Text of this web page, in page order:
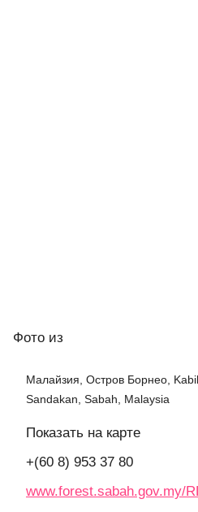
Фото из
Малайзия, Остров Борнео,
Sandakan, Sabah, Malaysia
Показать на карте
+(60 8) 953 37 80
www.forest.sabah.gov.my/